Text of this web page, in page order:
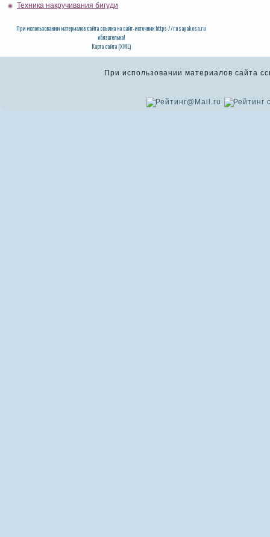
Техника накручивания бигуди
При использовании материалов сайта ссылка на сайт-источник https://rusayakosa.ru
обязательна!
Карта сайта (XML)
При использовании материалов сайта